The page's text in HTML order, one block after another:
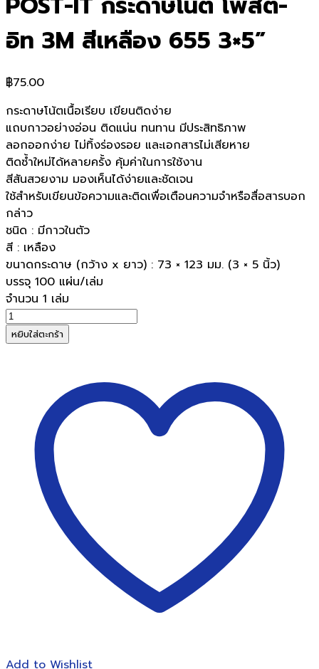
อิท 3M สีเหลือง 655 3×5”
฿75.00
กระดาษโน้ตเนื้อเรียบ เขียนติดง่าย
แถบกาวอย่างอ่อน ติดแน่น ทนทาน มีประสิทธิภาพ
ลอกออกง่าย ไม่ทิ้งร่องรอย และเอกสารไม่เสียหาย
ติดซ้ำใหม่ได้หลายครั้ง คุ้มค่าในการใช้งาน
สีสันสวยงาม มองเห็นได้ง่ายและชัดเจน
ใช้สำหรับเขียนข้อความและติดเพื่อเตือนความจำหรือสื่อสารบอก
กล่าว
ชนิด : มีกาวในตัว
สี : เหลือง
ขนาดกระดาษ (กว้าง x ยาว) : 73 × 123 มม. (3 × 5 นิ้ว)
บรรจุ 100 แผ่น/เล่ม
จำนวน 1 เล่ม
จำนวน
POST-
IT
เหลือง
หยิบใส่ตะกร้า
Add to Wishlist